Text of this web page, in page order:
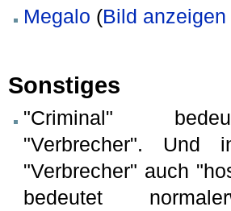
Megalo (Bild anzeigen
Sonstiges
"Criminal"
"Verbrecher". Und
"Verbrecher" auch
bedeutet